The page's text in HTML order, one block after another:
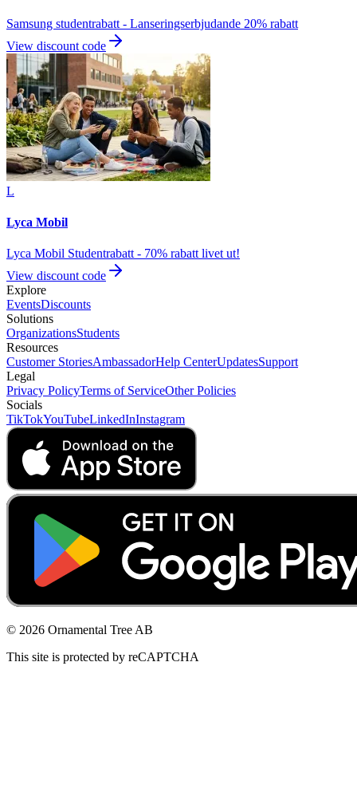
Samsung studentrabatt - Lanseringserbjudande 20% rabatt
View discount code
L
Lyca Mobil
Lyca Mobil Studentrabatt - 70% rabatt livet ut!
View discount code
Explore
EventsDiscounts
Solutions
OrganizationsStudents
Resources
Customer StoriesAmbassadorHelp CenterUpdatesSupport
Legal
Privacy PolicyTerms of ServiceOther Policies
Socials
TikTokYouTubeLinkedInInstagram
© 2026 Ornamental Tree AB
This site is protected by reCAPTCHA